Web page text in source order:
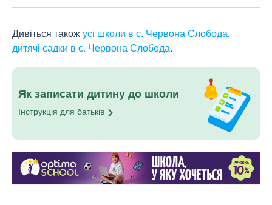
Дивіться такожусі школи в с. Червона Слобода,
дитячі садки в с. Червона Слобода.
Як записати дитину до школи
Інструкція для батьків